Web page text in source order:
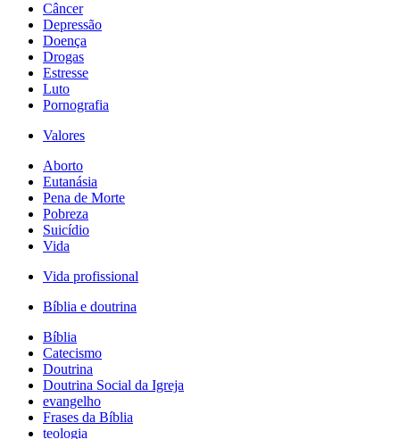
Câncer
Depressão
Doença
Drogas
Estresse
Luto
Pornografia
Valores
Aborto
Eutanásia
Pena de Morte
Pobreza
Suicídio
Vida
Vida profissional
Bíblia e doutrina
Bíblia
Catecismo
Doutrina
Doutrina Social da Igreja
evangelho
Frases da Bíblia
teologia